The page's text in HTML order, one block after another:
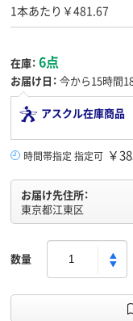
1本あたり￥481.67
在庫： 6点
お届け日： 今から15時間
アスクル在庫商品
時間帯指定 指定可 ￥
お届け先住所：
東京都江東区
数量